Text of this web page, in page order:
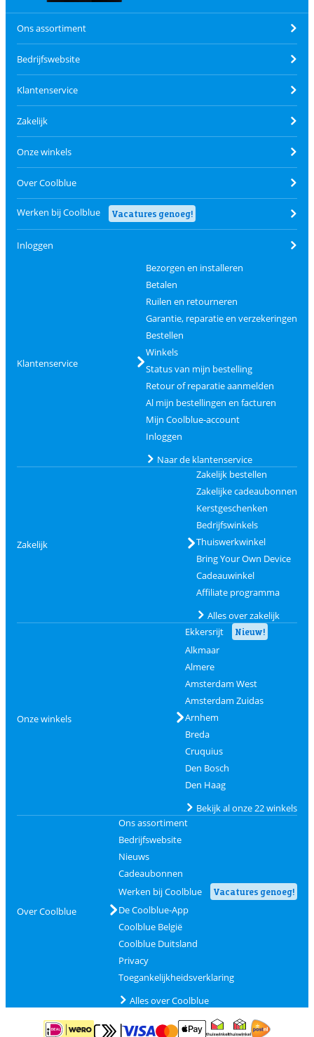
Ons assortiment
Bedrijfswebsite
Klantenservice
Zakelijk
Onze winkels
Over Coolblue
Werken bij Coolblue Vacatures genoeg!
Inloggen
Klantenservice
Bezorgen en installeren
Betalen
Ruilen en retourneren
Garantie, reparatie en verzekeringen
Bestellen
Winkels
Status van mijn bestelling
Retour of reparatie aanmelden
Al mijn bestellingen en facturen
Mijn Coolblue-account
Inloggen
Naar de klantenservice
Zakelijk
Zakelijk bestellen
Zakelijke cadeaubonnen
Kerstgeschenken
Bedrijfswinkels
Thuiswerkwinkel
Bring Your Own Device
Cadeauwinkel
Affiliate programma
Alles over zakelijk
Onze winkels
Ekkersrijt Nieuw!
Alkmaar
Almere
Amsterdam West
Amsterdam Zuidas
Arnhem
Breda
Cruquius
Den Bosch
Den Haag
Bekijk al onze 22 winkels
Over Coolblue
Ons assortiment
Bedrijfswebsite
Nieuws
Cadeaubonnen
Werken bij Coolblue
Vacatures genoeg!
De Coolblue-App
Coolblue België
Coolblue Duitsland
Privacy
Toegankelijkheidsverklaring
Alles over Coolblue